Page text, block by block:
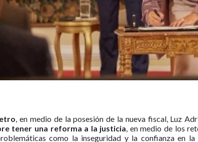
, en medio de la posesión de la nueva fiscal, Luz
tener una reforma a la justicia, en medio de los
como la inseguridad y la confianza en la